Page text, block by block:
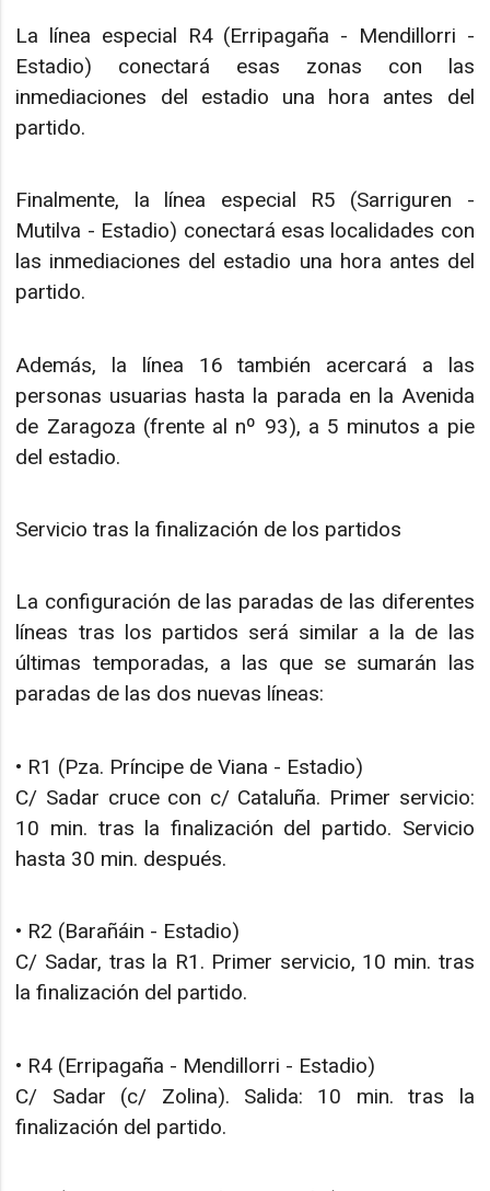
La línea especial R4 (Erripagaña - Mendillorri -
Estadio) conectará esas zonas con las
inmediaciones del estadio una hora antes del
partido.
Finalmente, la línea especial R5 (Sarriguren -
Mutilva - Estadio) conectará esas localidades con
las inmediaciones del estadio una hora antes del
partido.
Además, la línea 16 también acercará a las
personas usuarias hasta la parada en la Avenida
de Zaragoza (frente al nº 93), a 5 minutos a pie
del estadio.
Servicio tras la finalización de los partidos
La configuración de las paradas de las diferentes
líneas tras los partidos será similar a la de las
últimas temporadas, a las que se sumarán las
paradas de las dos nuevas líneas:
• R1 (Pza. Príncipe de Viana - Estadio)
C/ Sadar cruce con c/ Cataluña. Primer servicio:
10 min. tras la finalización del partido. Servicio
hasta 30 min. después.
• R2 (Barañáin - Estadio)
C/ Sadar, tras la R1. Primer servicio, 10 min. tras
la finalización del partido.
• R4 (Erripagaña - Mendillorri - Estadio)
C/ Sadar (c/ Zolina). Salida: 10 min. tras la
finalización del partido.